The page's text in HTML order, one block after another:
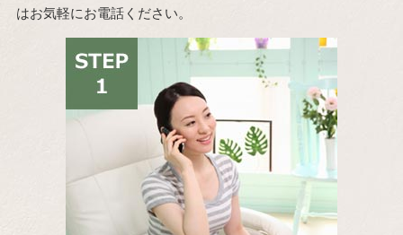
はお気軽にお電話ください。